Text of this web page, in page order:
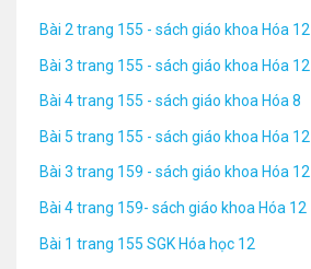
Bài 2 trang 155 - sách giáo khoa Hóa 12
Bài 3 trang 155 - sách giáo khoa Hóa 12
Bài 4 trang 155 - sách giáo khoa Hóa 8
Bài 5 trang 155 - sách giáo khoa Hóa 12
Bài 3 trang 159 - sách giáo khoa Hóa 12
Bài 4 trang 159- sách giáo khoa Hóa 12
Bài 1 trang 155 SGK Hóa học 12